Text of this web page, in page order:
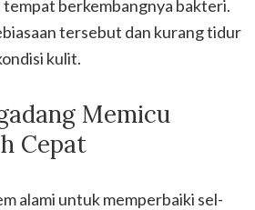
tempat berkembangnya bakteri.
tersebut dan kurang tidur
kulit.
Memicu
Cepat
alami untuk memperbaiki sel-